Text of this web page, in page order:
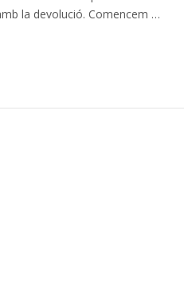
la devolució. Comencem …